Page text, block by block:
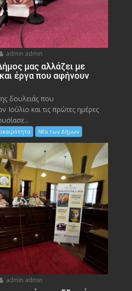
admin admin
μας αλλάζει με
έργα που αφήνουν
δουλειάς που
Ιούλιο και τις πρώτες ημέρες
Νέα των Δήμων
admin admin